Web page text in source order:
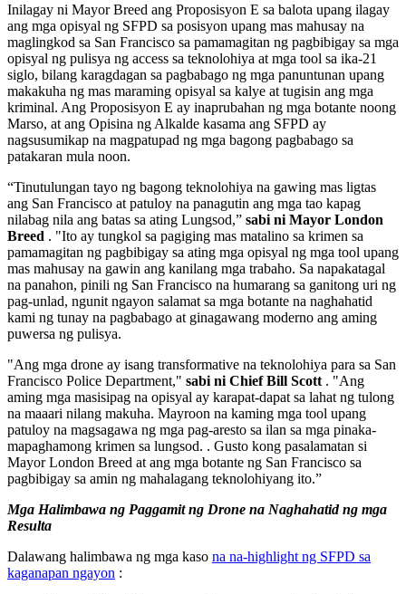
Inilagay ni Mayor Breed ang Proposisyon E sa balota upang ilagay
ang mga opisyal ng SFPD sa posisyon upang mas mahusay na
maglingkod sa San Francisco sa pamamagitan ng pagbibigay sa mga
opisyal ng pulisya ng access sa teknolohiya at mga tool sa ika-21
siglo, bilang karagdagan sa pagbabago ng mga panuntunan upang
makakuha ng mas maraming opisyal sa kalye at tugisin ang mga
kriminal. Ang Proposisyon E ay inaprubahan ng mga botante noong
Marso, at ang Opisina ng Alkalde kasama ang SFPD ay
nagsusumikap na magpatupad ng mga bagong pagbabago sa
patakaran mula noon.
“Tinutulungan tayo ng bagong teknolohiya na gawing mas ligtas
ang San Francisco at patuloy na panagutin ang mga tao kapag
nilabag nila ang batas sa ating Lungsod,” sabi ni Mayor London
Breed . "Ito ay tungkol sa pagiging mas matalino sa krimen sa
pamamagitan ng pagbibigay sa ating mga opisyal ng mga tool upang
mas mahusay na gawin ang kanilang mga trabaho. Sa napakatagal
na panahon, pinili ng San Francisco na humarang sa ganitong uri ng
pag-unlad, ngunit ngayon salamat sa mga botante na naghahatid
kami ng tunay na pagbabago at ginagawang moderno ang aming
puwersa ng pulisya.
"Ang mga drone ay isang transformative na teknolohiya para sa San
Francisco Police Department," sabi ni Chief Bill Scott . "Ang
aming mga masisipag na opisyal ay karapat-dapat sa lahat ng tulong
na maaari nilang makuha. Mayroon na kaming mga tool upang
patuloy na magsagawa ng mga pag-aresto sa ilan sa mga pinaka-
mapaghamong krimen sa lungsod. . Gusto kong pasalamatan si
Mayor London Breed at ang mga botante ng San Francisco sa
pagbibigay sa amin ng mahalagang teknolohiyang ito.”
Mga Halimbawa ng Paggamit ng Drone na Naghahatid ng mga
Resulta
Dalawang halimbawa ng mga kaso na na-highlight ng SFPD sa
kaganapan ngayon :